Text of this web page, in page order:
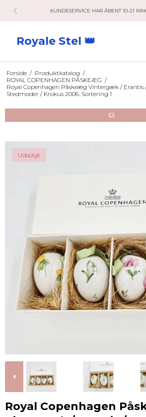
KUNDESERVICE HAR ÅBENT 10-21
Royale Stel 👑
Forside / Produktkatalog /
ROYAL COPENHAGEN PÅSKEÆG /
Royal Copenhagen Påskeæg Vintergæk / Erantis
Stedmoder / Krokus 2006. Sortering 1
Udsolgt
Royal Copenhagen